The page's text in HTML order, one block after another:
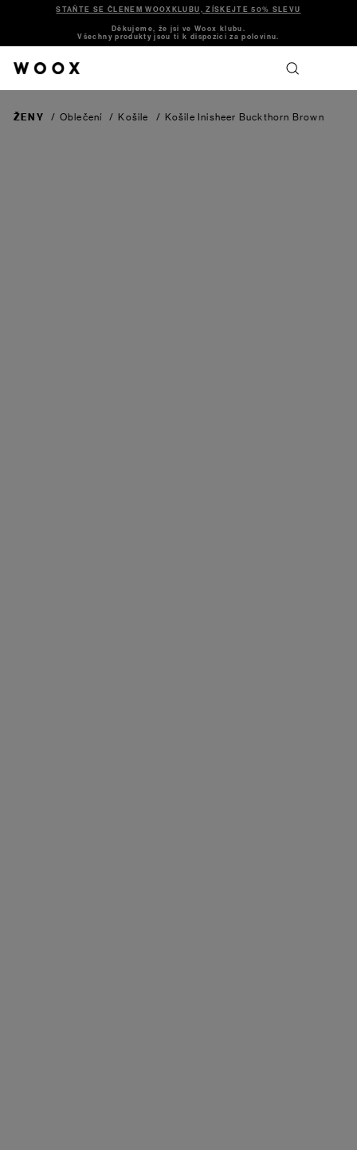
STAŇTE SE ČLENEM WOOXKLUBU, ZÍSKEJTE 50% SLEVU
Děkujeme, že jsi ve Woox klubu.
Všechny produkty jsou ti k dispozici za polovinu.
ŽENY / Oblečení / Košile / Košile Inisheer Buckthorn Brown